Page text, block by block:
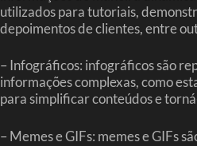
utilizados para tutoriais,
depoimentos de clientes, entre
– Infográficos: infográficos são
informações complexas, como
para simplificar conteúdos e
– Memes e GIFs: memes e GIFs